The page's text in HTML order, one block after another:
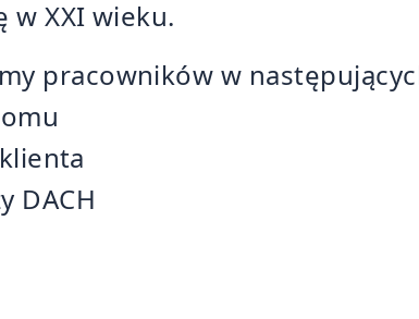
w XXI wieku.
pracowników w
DACH